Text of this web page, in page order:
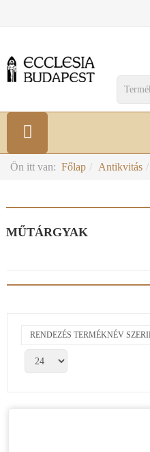
Ön itt van: Főlap Antikvitás
MŰTÁRGYAK
RENDEZÉS TERMÉKNÉV